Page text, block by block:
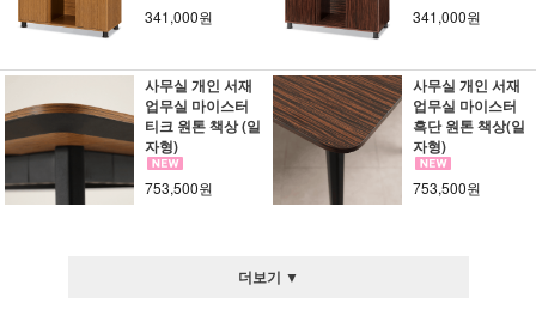
341,000원 341,000원
사무실 개인 서재
업무실 마이스터
티크 원톤 책상 (일
자형)
753,500원
사무실 개인 서재
업무실 마이스터
흑단 원톤 책상(일
자형)
753,500원
더보기 ▼